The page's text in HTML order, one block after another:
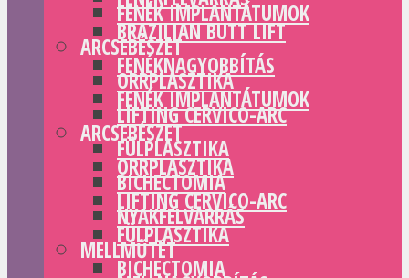
FENÉK IMPLANTÁTUMOK
ARCSEBÉSZET
ORRPLASZTIKA
LIFTING CERVICO-ARC
FÜLPLASZTIKA
BICHECTOMIA
NYAKFELVARRÁS
MELLMŰTÉT
BRAZILIAN BUTT LIFT
FENÉKNAGYOBBÍTÁS
FENÉK IMPLANTÁTUMOK
ARCSEBÉSZET
ORRPLASZTIKA
LIFTING CERVICO-ARC
FÜLPLASZTIKA
BICHECTOMIA